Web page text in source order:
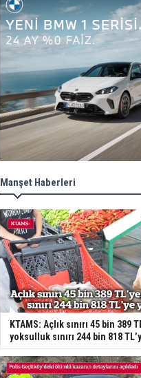
Manşet Haberleri
KTAMS: Açlık sınırı 45 bin 389
yoksulluk sınırı 244 bin 818